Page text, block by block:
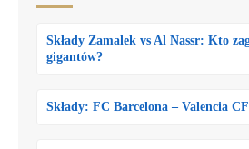
Składy Zamalek vs Al Nassr: Kto
gigantów?
Składy: FC Barcelona – Valencia